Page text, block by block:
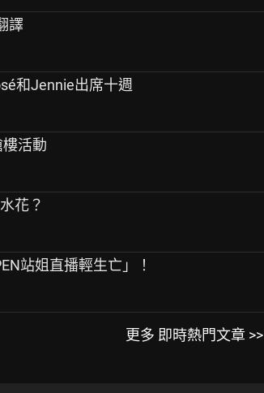
譯
和Jennie出席十週
樓活動
花？
站姐直播輕生亡」！
更多 即時熱門文章 >>